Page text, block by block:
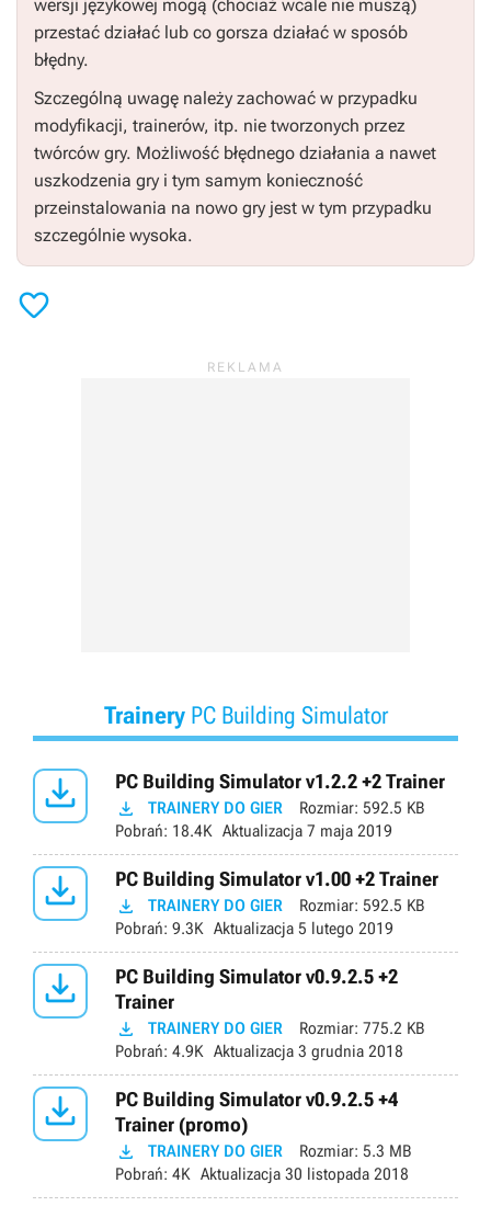
wersji językowej mogą (chociaż wcale nie muszą)
przestać działać lub co gorsza działać w sposób
błędny.
Szczególną uwagę należy zachować w przypadku
modyfikacji, trainerów, itp. nie tworzonych przez
twórców gry. Możliwość błędnego działania a nawet
uszkodzenia gry i tym samym konieczność
przeinstalowania na nowo gry jest w tym przypadku
szczególnie wysoka.

TraineryPC Building Simulator
 PC Building Simulator v1.2.2 +2 Trainer
 TRAINERY DO GIER Rozmiar: 592.5 KB
Pobrań: 18.4K Aktualizacja 7 maja 2019
 PC Building Simulator v1.00 +2 Trainer
 TRAINERY DO GIER Rozmiar: 592.5 KB
Pobrań: 9.3K Aktualizacja 5 lutego 2019

PC Building Simulator v0.9.2.5 +2
Trainer
 TRAINERY DO GIER Rozmiar: 775.2 KB
Pobrań: 4.9K Aktualizacja 3 grudnia 2018

PC Building Simulator v0.9.2.5 +4
Trainer (promo)
 TRAINERY DO GIER Rozmiar: 5.3 MB
Pobrań: 4K Aktualizacja 30 listopada 2018